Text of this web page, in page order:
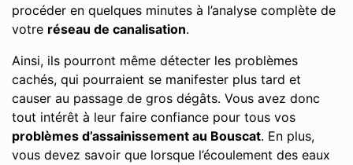
procéder en quelques minutes à l’analyse complète de
votre réseau de canalisation.
Ainsi, ils pourront même détecter les problèmes
cachés, qui pourraient se manifester plus tard et
causer au passage de gros dégâts. Vous avez donc
tout intérêt à leur faire confiance pour tous vos
problèmes d’assainissement au Bouscat. En plus,
vous devez savoir que lorsque l’écoulement des eaux